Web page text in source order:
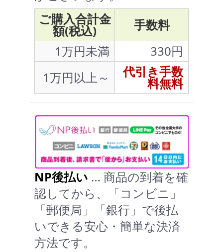
ご購入合計金
額(税込)
手数料
1万円未満
330円
1万円以上～
代引き手数
料無料
NP後払い … 商品の到着を確
認してから、「コンビニ」
「郵便局」「銀行」で後払
いできる安心・簡単な決済
方法です。